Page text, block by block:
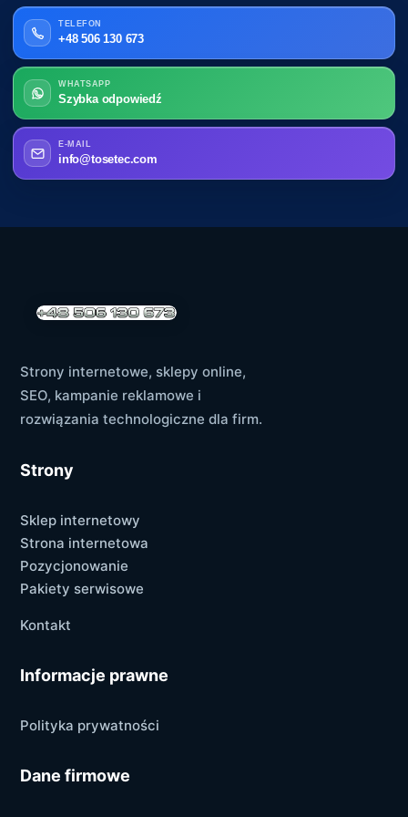
TELEFON
+48 506 130 673
WHATSAPP
Szybka odpowiedź
E-MAIL
info@tosetec.com
Strony internetowe, sklepy online,
SEO, kampanie reklamowe i
rozwiązania technologiczne dla firm.
Strony
Sklep internetowy
Strona internetowa
Pozycjonowanie
Pakiety serwisowe
Kontakt
Informacje prawne
Polityka prywatności
Dane firmowe